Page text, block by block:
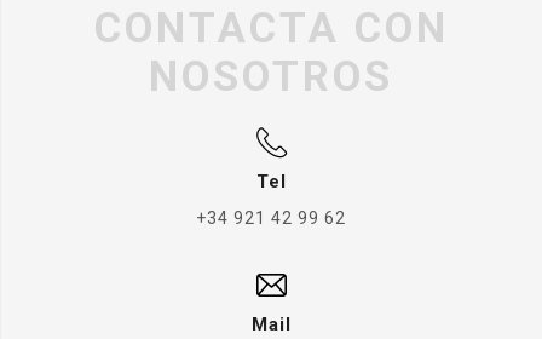
CONTACTA CON
NOSOTROS
Tel
+34 921 42 99 62
Mail